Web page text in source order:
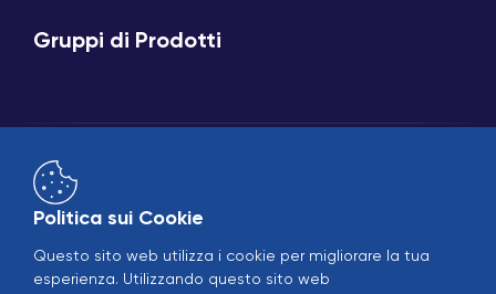
Gruppi di Prodotti
Vendite onlineB2B
Politica sui Cookie
Questo sito web utilizza i cookie per migliorare la tua
esperienza. Utilizzando questo sito web